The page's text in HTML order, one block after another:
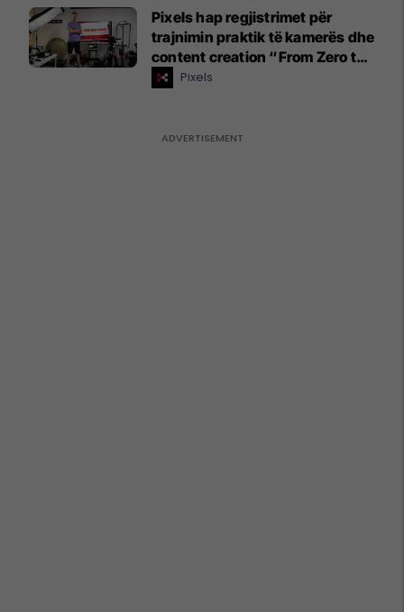
Pixels hap regjistrimet për
trajnimin praktik të kamerës dhe
content creation “From Zero to
Hero”Pixels